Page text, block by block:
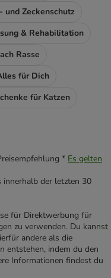
und Zeckenschutz
& Rehabilitation
Rasse
für Dich
für Katzen
* Es gelten
innerhalb der letzten 30
für Direktwerbung für
zu verwenden. Du kannst
andere als die
entstehen, indem du den
Informationen findest du